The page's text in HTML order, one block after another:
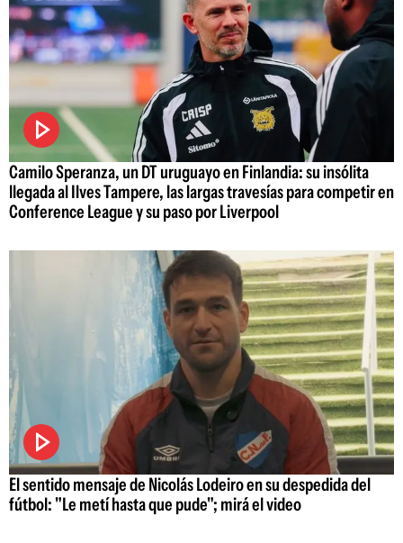
Camilo Speranza, un DT uruguayo en Finlandia: su insólita
llegada al Ilves Tampere, las largas travesías para competir en
Conference League y su paso por Liverpool
El sentido mensaje de Nicolás Lodeiro en su despedida del
fútbol: "Le metí hasta que pude"; mirá el video